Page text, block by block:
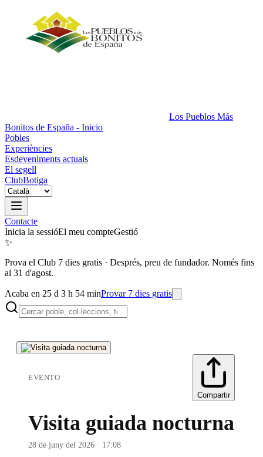
Los Pueblos Más
Bonitos de España - Inicio
Pobles
Experiències
Esdeveniments actuals
El segell
ClubBotiga
Contacte
Inicia la sessióEl meu compteGestió
✨
Prova el Club 7 dies gratis · Després, preu de fundador. Només fins
al 31 d'agost.
Acaba en 25 d 3 h 54 minProvar 7 dies gratis
EVENTO
Compartir
Visita guiada nocturna
28 de juny del 2026 · 17:08